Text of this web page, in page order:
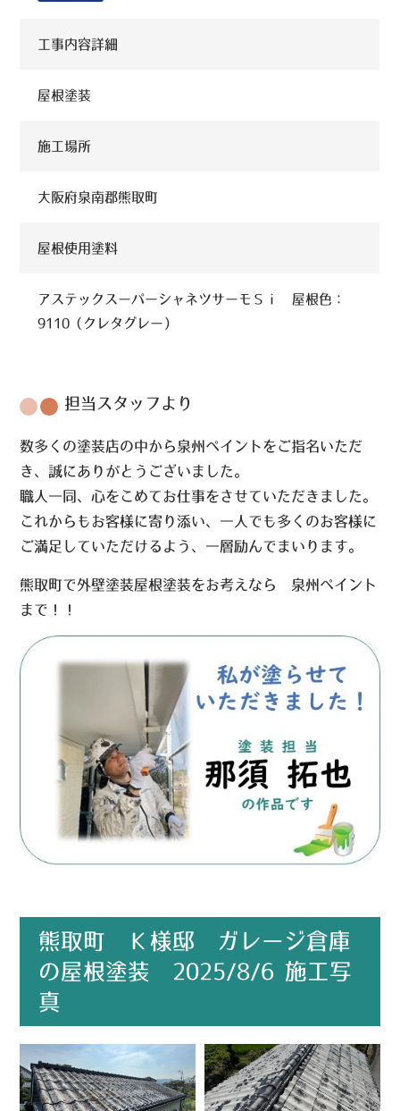
工事内容詳細
屋根塗装
施工場所
大阪府泉南郡熊取町
屋根使用塗料
アステックスーパーシャネツサーモＳｉ 屋根色：
9110（クレタグレー）
担当スタッフより
数多くの塗装店の中から泉州ペイントをご指名いただ
き、誠にありがとうございました。
職人一同、心をこめてお仕事をさせていただきました。
これからもお客様に寄り添い、一人でも多くのお客様に
ご満足していただけるよう、一層励んでまいります。
熊取町で外壁塗装屋根塗装をお考えなら 泉州ペイント
まで！！
熊取町 Ｋ様邸 ガレージ倉庫
の屋根塗装 2025/8/6 施工写
真